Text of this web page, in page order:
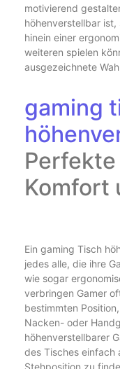
motivierend
höhenverstellbar
hinein einer
weiteren spielen
ausgezeichnete
gaming
Komfort
Ein gaming Tisch
jedes alle, die ihre
wie sogar
verbringen Gamer
bestimmten
Nacken- oder
höhenverstellbarer
des Tisches einfach
Stehposition zu